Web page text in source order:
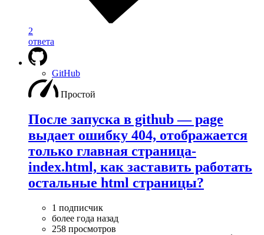
2
ответа
GitHub
Простой
После запуска в github — page
выдает ошибку 404, отображается
только главная страница-
index.html, как заставить работать
остальные html страницы?
1 подписчик
более года назад
258 просмотров